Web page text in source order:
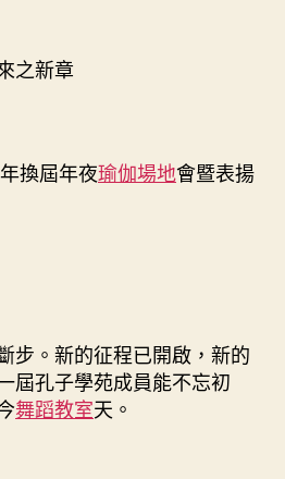
之新章
換屆年夜瑜伽場地會暨表揚
步。新的征程已開啟，新的
屆孔子學苑成員能不忘初
舞蹈教室天。